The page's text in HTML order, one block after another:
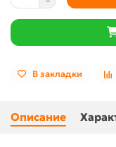
В закладки
Описание